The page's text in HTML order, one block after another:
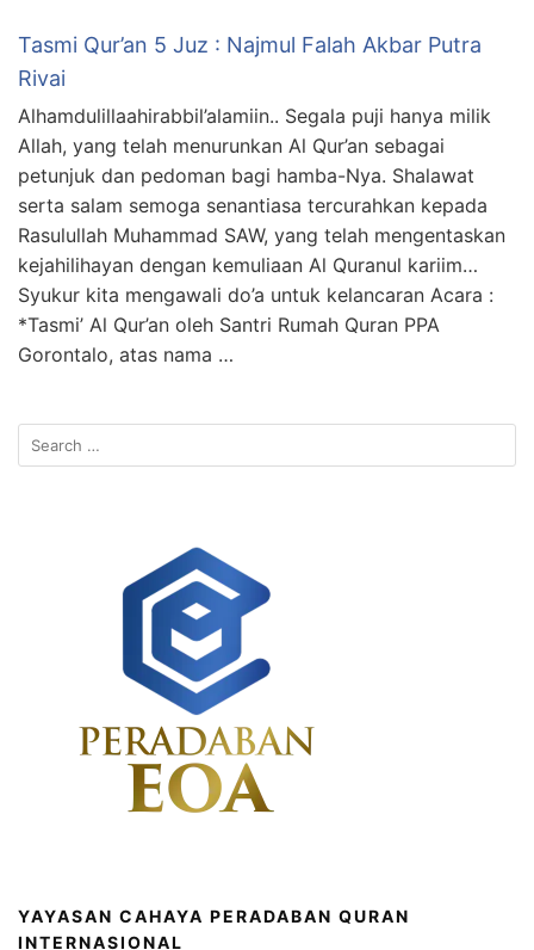
Tasmi Qur’an 5 Juz : Najmul Falah Akbar Putra
Rivai
Alhamdulillaahirabbil’alamiin.. Segala puji hanya milik
Allah, yang telah menurunkan Al Qur’an sebagai
petunjuk dan pedoman bagi hamba-Nya. Shalawat
serta salam semoga senantiasa tercurahkan kepada
Rasulullah Muhammad SAW, yang telah mengentaskan
kejahilihayan dengan kemuliaan Al Quranul kariim…
Syukur kita mengawali do’a untuk kelancaran Acara :
*Tasmi’ Al Qur’an oleh Santri Rumah Quran PPA
Gorontalo, atas nama …
Search
for:
YAYASAN CAHAYA PERADABAN QURAN
INTERNASIONAL